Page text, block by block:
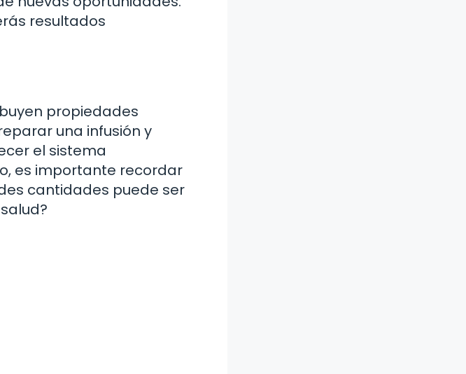
resultados
propiedades
una infusión y
el sistema
es importante recordar
cantidades puede ser